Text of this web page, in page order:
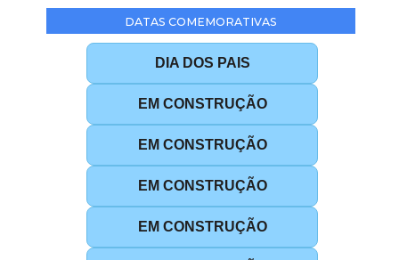
DATAS COMEMORATIVAS
DIA DOS PAIS
EM CONSTRUÇÃO
EM CONSTRUÇÃO
EM CONSTRUÇÃO
EM CONSTRUÇÃO